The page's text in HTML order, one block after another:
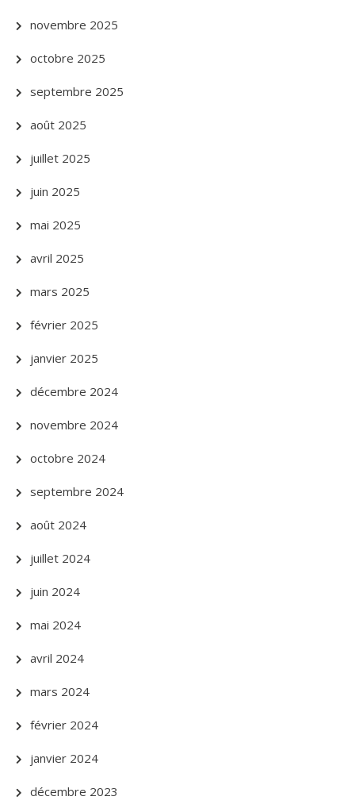
novembre 2025
octobre 2025
septembre 2025
août 2025
juillet 2025
juin 2025
mai 2025
avril 2025
mars 2025
février 2025
janvier 2025
décembre 2024
novembre 2024
octobre 2024
septembre 2024
août 2024
juillet 2024
juin 2024
mai 2024
avril 2024
mars 2024
février 2024
janvier 2024
décembre 2023